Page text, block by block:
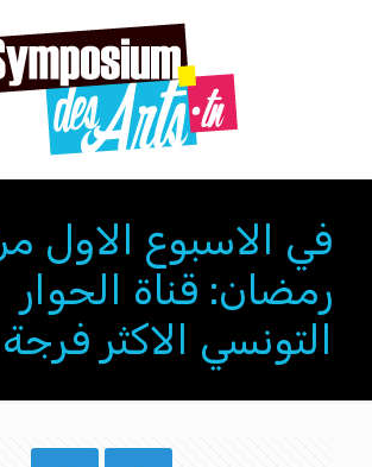
في الاسبوع الاول
رمضان: قناة الحوار
التونسي الاكثر فرجة